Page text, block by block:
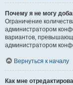
Почему я не могу
Ограничение
администратором
вариантов,
администратором
Вернуться к началу
Как мне